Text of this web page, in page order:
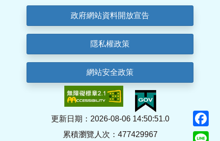
政府網站資料開放宣告
隱私權政策
網站安全政策
更新日期：2026-08-06 14:50:51.0
累積瀏覽人次：477429967